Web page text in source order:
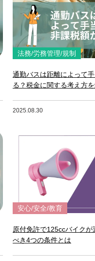
法務/労務管理/規制
通勤バスは距離によって
る？税金に関する考え方
2025.08.30
安心/安全/教育
原付免許で125ccバイクが
べき4つの条件とは